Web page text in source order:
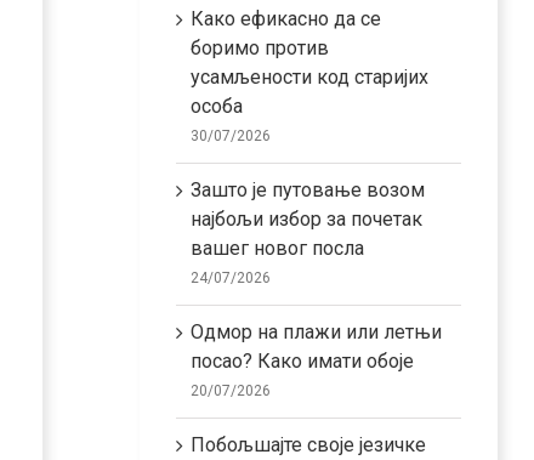
Како ефикасно да се
боримо против
усамљености код старијих
особа
30/07/2026
Зашто је путовање возом
најбољи избор за почетак
вашег новог посла
24/07/2026
Одмор на плажи или летњи
посао? Како имати обоје
20/07/2026
Побољшајте своје језичке